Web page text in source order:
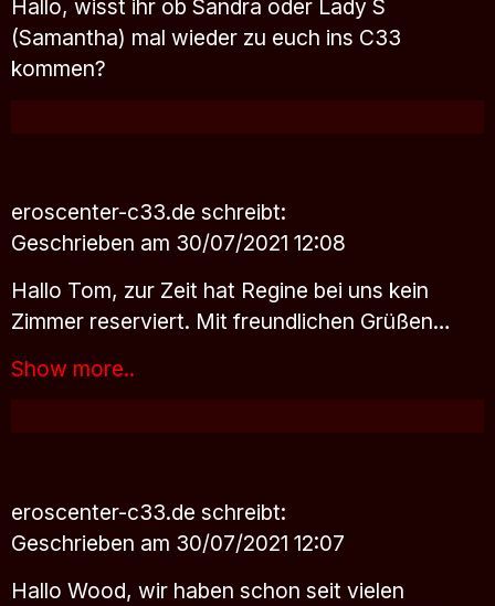
Hallo, wisst ihr ob Sandra oder Lady S
(Samantha) mal wieder zu euch ins C33
kommen?
eroscenter-c33.de schreibt:
Geschrieben am 30/07/2021 12:08
Hallo Tom, zur Zeit hat Regine bei uns kein
Zimmer reserviert. Mit freundlichen Grüßen…
Show more..
eroscenter-c33.de schreibt:
Geschrieben am 30/07/2021 12:07
Hallo Wood, wir haben schon seit vielen